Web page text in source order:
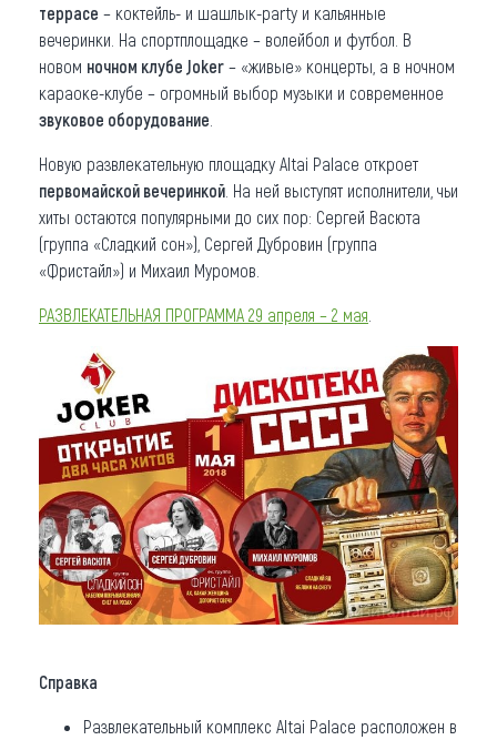
террасе – коктейль- и шашлык-party и кальянные
вечеринки. На спортплощадке – волейбол и футбол. В
новом ночном клубе Joker – «живые» концерты, а в ночном
караоке-клубе – огромный выбор музыки и современное
звуковое оборудование
Новую развлекательную площадку Altai Palace откроет
первомайской вечеринкой . На ней выступят исполнители, чьи
хиты остаются популярными до сих пор: Сергей Васюта
(группа «Сладкий сон»), Сергей Дубровин (группа
«Фристайл») и Михаил Муромов.
РАЗВЛЕКАТЕЛЬНАЯ ПРОГРАММА 29 апреля – 2 мая
Справка
Развлекательный комплекс Altai Palace расположен в